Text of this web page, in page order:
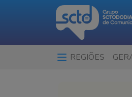
REGIÕES